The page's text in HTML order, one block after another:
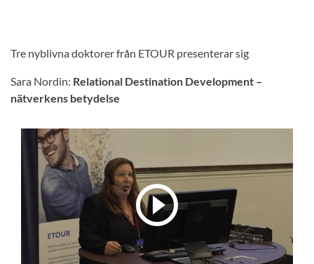
Tre nyblivna doktorer från ETOUR presenterar sig
Sara Nordin: Relational Destination Development –
nätverkens betydelse